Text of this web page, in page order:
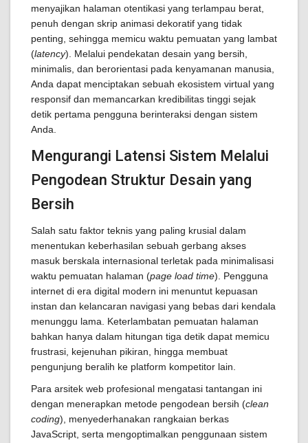
menyajikan halaman otentikasi yang terlampau berat,
penuh dengan skrip animasi dekoratif yang tidak
penting, sehingga memicu waktu pemuatan yang lambat
(latency). Melalui pendekatan desain yang bersih,
minimalis, dan berorientasi pada kenyamanan manusia,
Anda dapat menciptakan sebuah ekosistem virtual yang
responsif dan memancarkan kredibilitas tinggi sejak
detik pertama pengguna berinteraksi dengan sistem
Anda.
Mengurangi Latensi Sistem Melalui
Pengodean Struktur Desain yang
Bersih
Salah satu faktor teknis yang paling krusial dalam
menentukan keberhasilan sebuah gerbang akses
masuk berskala internasional terletak pada minimalisasi
waktu pemuatan halaman (page load time). Pengguna
internet di era digital modern ini menuntut kepuasan
instan dan kelancaran navigasi yang bebas dari kendala
menunggu lama. Keterlambatan pemuatan halaman
bahkan hanya dalam hitungan tiga detik dapat memicu
frustrasi, kejenuhan pikiran, hingga membuat
pengunjung beralih ke platform kompetitor lain.
Para arsitek web profesional mengatasi tantangan ini
dengan menerapkan metode pengodean bersih (clean
coding), menyederhanakan rangkaian berkas
JavaScript, serta mengoptimalkan penggunaan sistem